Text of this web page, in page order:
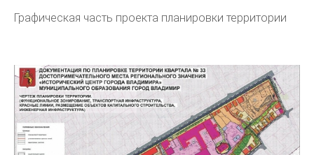
Графическая часть проекта планировки территории